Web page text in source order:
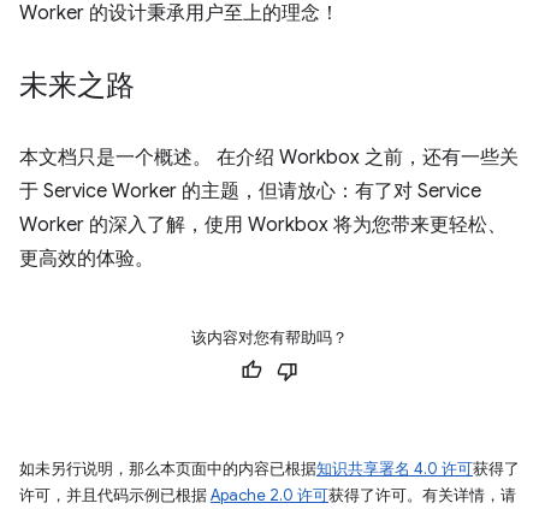
Worker 的设计秉承用户至上的理念！
未来之路
本文档只是一个概述。 在介绍 Workbox 之前，还有一些关
于 Service Worker 的主题，但请放心：有了对 Service
Worker 的深入了解，使用 Workbox 将为您带来更轻松、
更高效的体验。
该内容对您有帮助吗？
如未另行说明，那么本页面中的内容已根据知识共享署名 4.0 许可获得了
许可，并且代码示例已根据Apache 2.0 许可获得了许可。有关详情，请